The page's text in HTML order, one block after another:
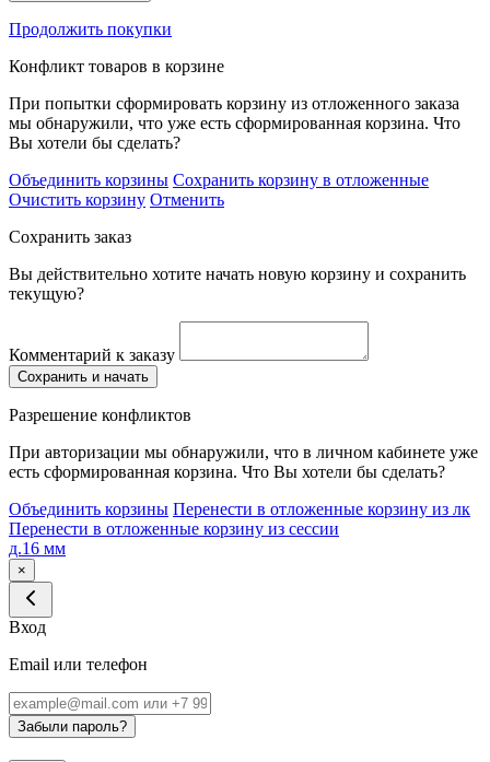
Продолжить покупки
Конфликт товаров в корзине
При попытки сформировать корзину из отложенного заказа
мы обнаружили, что уже есть сформированная корзина. Что
Вы хотели бы сделать?
Объединить корзины Сохранить корзину в отложенные
Очистить корзину Отменить
Сохранить заказ
Вы действительно хотите начать новую корзину и сохранить
текущую?
Комментарий к заказу
Сохранить и начать
Разрешение конфликтов
При авторизации мы обнаружили, что в личном кабинете уже
есть сформированная корзина. Что Вы хотели бы сделать?
Объединить корзины Перенести в отложенные корзину из лк
Перенести в отложенные корзину из сессии
д.16 мм
×
Вход
Email или телефон
Забыли пароль?